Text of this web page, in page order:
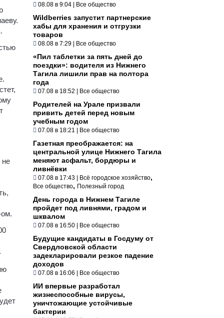
не
08.08 в 9:04 | Все общество
Wildberries запустит партнерские
хабы для хранения и отгрузки
товаров
08.08 в 7:29 | Все общество
«Пил таблетки за пять дней до
поездки»: водителя из Нижнего
Тагила лишили прав на полтора
года
07.08 в 18:52 | Все общество
Родителей на Урале призвали
привить детей перед новым
учебным годом
07.08 в 18:21 | Все общество
Газетная преображается: на
центральной улице Нижнего Тагила
меняют асфальт, бордюры и
ливнёвки
07.08 в 17:43 | Всё городское хозяйство,
Все общество, Полезный город
День города в Нижнем Тагиле
пройдет под ливнями, градом и
шквалом
07.08 в 16:50 | Все общество
Будущие кандидаты в Госдуму от
Свердловской области
задекларировали резкое падение
доходов
07.08 в 16:06 | Все общество
ИИ впервые разработал
жизнеспособные вирусы,
уничтожающие устойчивые
бактерии